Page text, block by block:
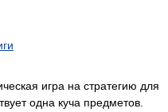
игра на стратегию для
одна куча предметов.